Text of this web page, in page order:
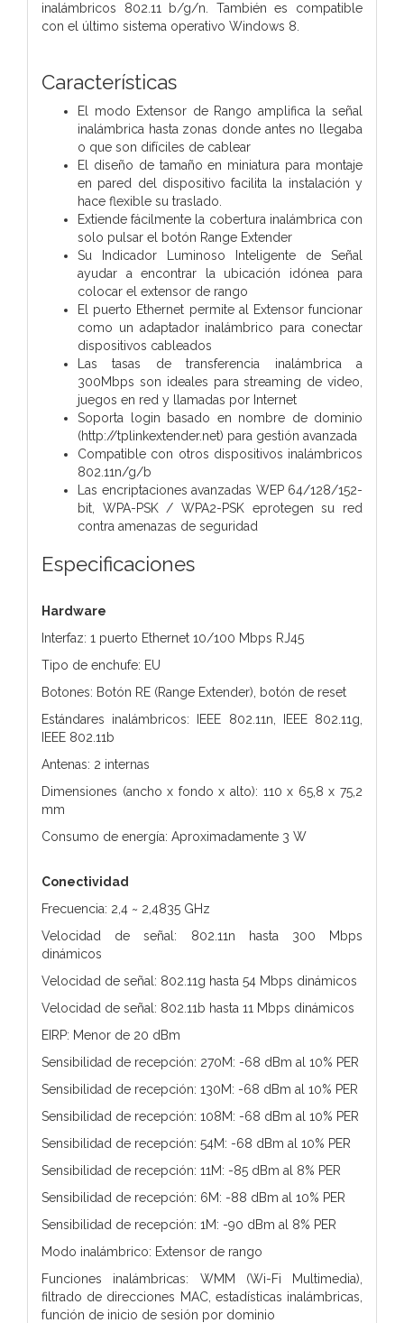
inalámbricos 802.11 b/g/n. También es compatible
con el último sistema operativo Windows 8.
Características
El modo Extensor de Rango amplifica la señal
inalámbrica hasta zonas donde antes no llegaba
o que son difíciles de cablear
El diseño de tamaño en miniatura para montaje
en pared del dispositivo facilita la instalación y
hace flexible su traslado.
Extiende fácilmente la cobertura inalámbrica con
solo pulsar el botón Range Extender
Su Indicador Luminoso Inteligente de Señal
ayudar a encontrar la ubicación idónea para
colocar el extensor de rango
El puerto Ethernet permite al Extensor funcionar
como un adaptador inalámbrico para conectar
dispositivos cableados
Las tasas de transferencia inalámbrica a
300Mbps son ideales para streaming de video,
juegos en red y llamadas por Internet
Soporta login basado en nombre de dominio
(http://tplinkextender.net) para gestión avanzada
Compatible con otros dispositivos inalámbricos
802.11n/g/b
Las encriptaciones avanzadas WEP 64/128/152-
bit, WPA-PSK / WPA2-PSK eprotegen su red
contra amenazas de seguridad
Especificaciones
Hardware
Interfaz: 1 puerto Ethernet 10/100 Mbps RJ45
Tipo de enchufe: EU
Botones: Botón RE (Range Extender), botón de reset
Estándares inalámbricos: IEEE 802.11n, IEEE 802.11g,
IEEE 802.11b
Antenas: 2 internas
Dimensiones (ancho x fondo x alto): 110 x 65,8 x 75,2
mm
Consumo de energía: Aproximadamente 3 W
Conectividad
Frecuencia: 2,4 ~ 2,4835 GHz
Velocidad de señal: 802.11n hasta 300 Mbps
dinámicos
Velocidad de señal: 802.11g hasta 54 Mbps dinámicos
Velocidad de señal: 802.11b hasta 11 Mbps dinámicos
EIRP: Menor de 20 dBm
Sensibilidad de recepción: 270M: -68 dBm al 10% PER
Sensibilidad de recepción: 130M: -68 dBm al 10% PER
Sensibilidad de recepción: 108M: -68 dBm al 10% PER
Sensibilidad de recepción: 54M: -68 dBm al 10% PER
Sensibilidad de recepción: 11M: -85 dBm al 8% PER
Sensibilidad de recepción: 6M: -88 dBm al 10% PER
Sensibilidad de recepción: 1M: -90 dBm al 8% PER
Modo inalámbrico: Extensor de rango
Funciones inalámbricas: WMM (Wi-Fi Multimedia),
filtrado de direcciones MAC, estadísticas inalámbricas,
función de inicio de sesión por dominio